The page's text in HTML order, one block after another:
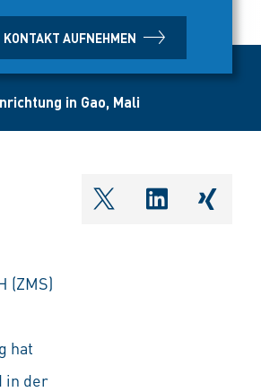
KONTAKT AUFNEHMEN
in Gao, Mali
shareOntwitter
(ZMS)
hat
in der